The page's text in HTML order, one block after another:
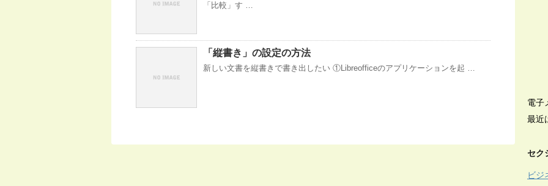
「比較」す …
「縦書き」の設定の方法
新しい文書を縦書きで書き出したい ①Libreofficeのアプリケーションを起 …
電子
最近
セク
ビジ